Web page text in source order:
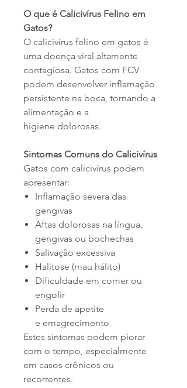
O que é Calicivírus Felino em
Gatos?
O calicivírus felino em gatos é
uma doença viral altamente
contagiosa. Gatos com FCV
podem desenvolver inflamação
persistente na boca, tornando a
alimentação e a
higiene dolorosas.
Sintomas Comuns do Calicivírus
Gatos com calicivírus podem
apresentar:
Inflamação severa das
gengivas
Aftas dolorosas na língua,
gengivas ou bochechas
Salivação excessiva
Halitose (mau hálito)
Dificuldade em comer ou
engolir
Perda de apetite
e emagrecimento
Estes sintomas podem piorar
com o tempo, especialmente
em casos crônicos ou
recorrentes.